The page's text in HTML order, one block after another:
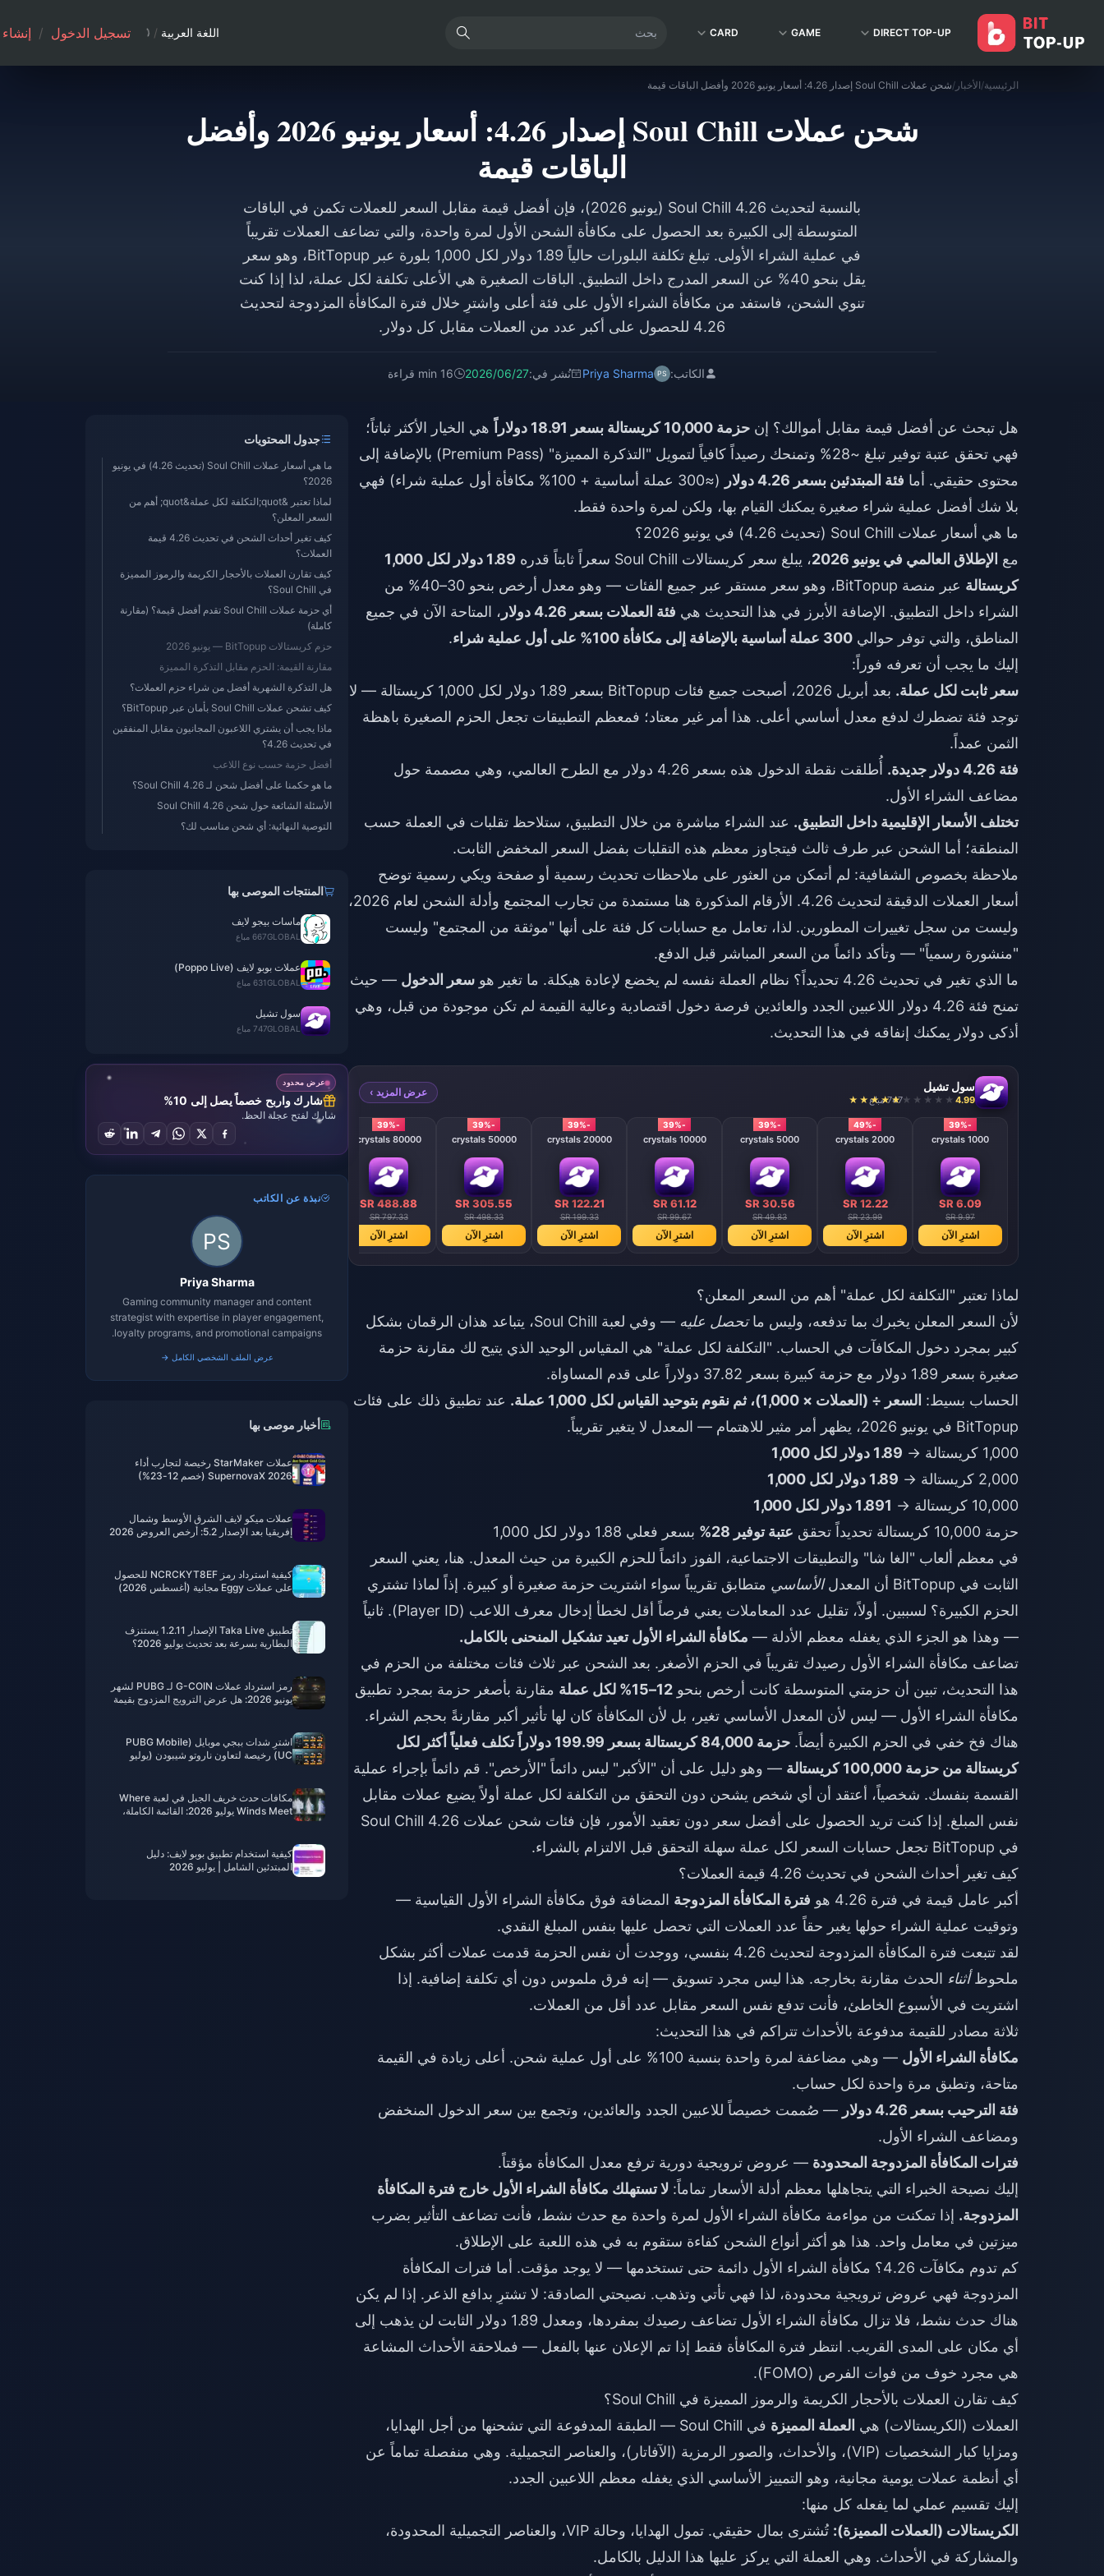
DIRECT TOP-UP
GAME
CARD اللغة العربية / تسجيل الدخول /
الرئيسية/الأخبار /شحن عملات Soul Chill إصدار 4.26: أسعار يونيو 2026 وأفضل الباقات قيمة
شحن عملات Soul Chill إصدار 4.26: أسعار يونيو 2026 وأفضل
الباقات قيمة
بالنسبة لتحديث Soul Chill 4.26 (يونيو 2026)، فإن أفضل قيمة مقابل السعر للعملات تكمن في الباقات
المتوسطة إلى الكبيرة بعد الحصول على مكافأة الشحن الأول لمرة واحدة، والتي تضاعف العملات تقريباً
في عملية الشراء الأولى. تبلغ تكلفة البلورات حالياً 1.89 دولار لكل 1,000 بلورة عبر BitTopup، وهو سعر
يقل بنحو 40% عن السعر المدرج داخل التطبيق. الباقات الصغيرة هي الأعلى تكلفة لكل عملة، لذا إذا كنت
تنوي الشحن، فاستفد من مكافأة الشراء الأول على فئة أعلى واشترِ خلال فترة المكافأة المزدوجة لتحديث
4.26 للحصول على أكبر عدد من العملات مقابل كل دولار.
الكاتب: Priya Sharma نُشر في:2026/06/27 16 min قراءة
هل تبحث عن أفضل قيمة مقابل أموالك؟ إن حزمة 10,000 كريستالة بسعر 18.91 دولاراً
هي الخيار الأكثر ثباتاً؛
فهي تحقق عتبة توفير تبلغ ~28% وتمنحك رصيداً كافياً لتمويل "التذكرة المميزة" (Premium Pass) بالإضافة إلى
محتوى حقيقي. أما فئة المبتدئين بسعر 4.26 دولار
(≈300 عملة أساسية + 100% مكافأة أول عملية شراء) فهي
بلا شك أفضل عملية شراء صغيرة يمكنك القيام بها، ولكن لمرة واحدة فقط.
ما هي أسعار عملات Soul Chill (تحديث 4.26) في يونيو 2026؟
مع الإطلاق العالمي في يونيو 2026 ، يبلغ سعر كريستالات Soul Chill سعراً ثابتاً قدره
1.89 دولار لكل 1,000
كريستالة
عبر منصة BitTopup، وهو سعر مستقر عبر جميع الفئات — وهو معدل أرخص بنحو 30–40% من
الشراء داخل التطبيق. الإضافة الأبرز في هذا التحديث هي فئة العملات بسعر 4.26 دولار
، المتاحة الآن في جميع
المناطق، والتي توفر حوالي 300 عملة أساسية بالإضافة إلى مكافأة 100% على أول عملية شراء
.
إليك ما يجب أن تعرفه فوراً:
سعر ثابت لكل عملة.
بعد أبريل 2026، أصبحت جميع فئات BitTopup بسعر 1.89 دولار لكل 1,000 كريستالة — لا
توجد فئة تضطرك لدفع معدل أساسي أعلى. هذا أمر غير معتاد؛ فمعظم التطبيقات تجعل الحزم الصغيرة باهظة
الثمن عمداً.
فئة 4.26 دولار جديدة.
أُطلقت نقطة الدخول هذه بسعر 4.26 دولار مع الطرح العالمي، وهي مصممة حول
مضاعف الشراء الأول.
تختلف الأسعار الإقليمية داخل التطبيق. عند الشراء مباشرة من خلال التطبيق، ستلاحظ تقلبات في العملة حسب
المنطقة؛ أما الشحن عبر طرف ثالث فيتجاوز معظم هذه التقلبات بفضل السعر المخفض الثابت.
ملاحظة بخصوص الشفافية: لم أتمكن من العثور على ملاحظات تحديث رسمية أو صفحة ويكي رسمية توضح
أسعار العملات الدقيقة لتحديث 4.26. الأرقام المذكورة هنا مستمدة من تجارب المجتمع وأدلة الشحن لعام 2026،
وليست من سجل تغييرات المطورين. لذا، تعامل مع حسابات كل فئة على أنها "موثقة من المجتمع" وليست
"منشورة رسمياً" — وتأكد دائماً من السعر المباشر قبل الدفع.
ما الذي تغير في تحديث 4.26 تحديداً؟ نظام العملة نفسه لم يخضع لإعادة هيكلة. ما تغير هو
سعر الدخول — حيث
تمنح فئة 4.26 دولار اللاعبين الجدد والعائدين فرصة دخول اقتصادية وعالية القيمة لم تكن موجودة من قبل، وهي
أذكى دولار يمكنك إنفاقه في هذا التحديث.
سول تشيل
4.99 747 مباع
عرض المزيد ›
-39%
1000 crystals
SR 6.09
SR 9.97
اشترِ الآن
-49%
2000 crystals
SR 12.22
SR 23.99
اشترِ الآن
-39%
5000 crystals
SR 30.56
SR 49.83
اشترِ الآن
-39%
10000 crystals
SR 61.12
SR 99.67
اشترِ الآن
-39%
20000 crystals
SR 122.21
SR 199.33
اشترِ الآن
-39%
50000 crystals
SR 305.55
SR 498.33
اشترِ الآن
-39%
80000 crystals
SR 488.88
SR 797.33
اشترِ الآن
SR 611.09
لماذا تعتبر "التكلفة لكل عملة" أهم من السعر المعلن؟
لأن السعر المعلن يخبرك بما تدفعه، وليس ماتحصل عليه
— وفي لعبة Soul Chill، يتباعد هذان الرقمان بشكل
كبير بمجرد دخول المكافآت في الحساب. "التكلفة لكل عملة" هي المقياس الوحيد الذي يتيح لك مقارنة حزمة
صغيرة بسعر 1.89 دولار مع حزمة كبيرة بسعر 37.82 دولاراً على قدم المساواة.
الحساب بسيط: السعر ÷ (العملات × 1,000)، ثم نقوم بتوحيد القياس لكل 1,000 عملة.
عند تطبيق ذلك على فئات
BitTopup في يونيو 2026، يظهر أمر مثير للاهتمام — المعدل لا يتغير تقريباً.
1,000 كريستالة →
1.89 دولار لكل 1,000
2,000 كريستالة →
1.89 دولار لكل 1,000
10,000 كريستالة →
1.891 دولار لكل 1,000
حزمة 10,000 كريستالة تحديداً تحقق
عتبة توفير 28%
بسعر فعلي 1.88 دولار لكل 1,000
في معظم ألعاب "الغا شا" والتطبيقات الاجتماعية، الفوز دائماً للحزم الكبيرة من حيث المعدل. هنا، يعني السعر
الثابت في BitTopup أن المعدل
الأساسي متطابق تقريباً سواء اشتريت حزمة صغيرة أو كبيرة. إذاً لماذا تشتري
الحزم الكبيرة؟ لسببين. أولاً، تقليل عدد المعاملات يعني فرصاً أقل لخطأ إدخال معرف اللاعب (Player ID). ثانياً
— وهذا هو الجزء الذي يغفله معظم الأدلة — مكافأة الشراء الأول تعيد تشكيل المنحنى بالكامل.
تضاعف مكافأة الشراء الأول رصيدك تقريباً في الحزم الأصغر. بعد الشحن عبر ثلاث فئات مختلفة من الحزم في
هذا التحديث، تبين أن حزمتي المتوسطة كانت أرخص بنحو 12–15% لكل عملة
مقارنة بأصغر حزمة بمجرد تطبيق
مكافأة الشراء الأول — ليس لأن المعدل الأساسي تغير، بل لأن المكافأة كان لها تأثير أكبر مقارنةً بحجم الشراء.
هناك فخ خفي في الحزم الكبيرة أيضاً.
حزمة 84,000 كريستالة بسعر 199.99 دولاراً تكلف فعلياً أكثر لكل
كريستالة من حزمة 100,000 كريستالة
— وهو دليل على أن "الأكبر" ليس دائماً "الأرخص". قم دائماً بإجراء عملية
القسمة بنفسك. شخصياً، أعتقد أن أي شخص يشحن دون التحقق من التكلفة لكل عملة أولاً يضيع عملات مقابل
نفس المبلغ. إذا كنت تريد الحصول على أفضل سعر دون تعقيد الأمور، فإن فئات شحن عملات Soul Chill 4.26
في BitTopup تجعل حسابات السعر لكل عملة سهلة التحقق قبل الالتزام بالشراء.
كيف تغير أحداث الشحن في تحديث 4.26 قيمة العملات؟
أكبر عامل قيمة في فترة 4.26 هو
فترة المكافأة المزدوجة المضافة فوق مكافأة الشراء الأول القياسية —
وتوقيت عملية الشراء حولها يغير حقاً عدد العملات التي تحصل عليها بنفس المبلغ النقدي.
لقد تتبعت فترة المكافأة المزدوجة لتحديث 4.26 بنفسي، ووجدت أن نفس الحزمة قدمت عملات أكثر بشكل
ملحوظأثناء الحدث مقارنة بخارجه. هذا ليس مجرد تسويق — إنه فرق ملموس دون أي تكلفة إضافية. إذا
اشتريت في الأسبوع الخاطئ، فأنت تدفع نفس السعر مقابل عدد أقل من العملات.
ثلاثة مصادر للقيمة مدفوعة بالأحداث تتراكم في هذا التحديث:
مكافأة الشراء الأول
— وهي مضاعفة لمرة واحدة بنسبة 100% على أول عملية شحن. أعلى زيادة في القيمة
متاحة، وتطبق مرة واحدة لكل حساب.
فئة الترحيب بسعر 4.26 دولار
— صُممت خصيصاً للاعبين الجدد والعائدين، وتجمع بين سعر الدخول المنخفض
ومضاعف الشراء الأول.
فترات المكافأة المزدوجة المحدودة — عروض ترويجية دورية ترفع معدل المكافأة مؤقتاً.
إليك نصيحة الخبراء التي يتجاهلها معظم أدلة الأسعار تماماً: لا تستهلك مكافأة الشراء الأول خارج فترة المكافأة
المزدوجة. إذا تمكنت من مواءمة مكافأة الشراء الأول لمرة واحدة مع حدث نشط، فأنت تضاعف التأثير بضرب
ميزتين في معامل واحد. هذا هو أكثر أنواع الشحن كفاءة ستقوم به في هذه اللعبة على الإطلاق.
كم تدوم مكافآت 4.26؟ مكافأة الشراء الأول دائمة حتى تستخدمها — لا يوجد مؤقت. أما فترات المكافأة
المزدوجة فهي عروض ترويجية محدودة، لذا فهي تأتي وتذهب. نصيحتي الصادقة: لا تشترِ بدافع الذعر. إذا لم يكن
هناك حدث نشط، فلا تزال مكافأة الشراء الأول تضاعف رصيدك بمفردها، ومعدل 1.89 دولار الثابت لن يذهب إلى
أي مكان على المدى القريب. انتظر فترة المكافأة فقط إذا تم الإعلان عنها بالفعل — فملاحقة الأحداث المشاعة
هي مجرد خوف من فوات الفرص (FOMO).
كيف تقارن العملات بالأحجار الكريمة والرموز المميزة في Soul Chill؟
العملات (الكريستالات) هي العملة المميزة
في Soul Chill — الطبقة المدفوعة التي تشحنها من أجل الهدايا،
ومزايا كبار الشخصيات (VIP)، والأحداث، والصور الرمزية (الآفاتار)، والعناصر التجميلية. وهي منفصلة تماماً عن
أي أنظمة عملات يومية مجانية، وهو التمييز الأساسي الذي يغفله معظم اللاعبين الجدد.
إليك تقسيم عملي لما يفعله كل منها:
الكريستالات (العملات المميزة):
تُشترى بمال حقيقي. تمول الهدايا، وحالة VIP، والعناصر التجميلية المحدودة،
والمشاركة في الأحداث. وهي العملة التي يركز عليها هذا الدليل بالكامل.
جدول المحتويات
ما هي أسعار عملات Soul Chill (تحديث 4.26) في يونيو
2026؟
لماذا تعتبر &quot;التكلفة لكل عملة&quot; أهم من
السعر المعلن؟
كيف تغير أحداث الشحن في تحديث 4.26 قيمة
العملات؟
كيف تقارن العملات بالأحجار الكريمة والرموز المميزة
في Soul Chill؟
أي حزمة عملات Soul Chill تقدم أفضل قيمة؟ (مقارنة
كاملة)
حزم كريستالات BitTopup — يونيو 2026
مقارنة القيمة: الحزم مقابل التذكرة المميزة
هل التذكرة الشهرية أفضل من شراء حزم العملات؟
كيف تشحن عملات Soul Chill بأمان عبر BitTopup؟
ماذا يجب أن يشتري اللاعبون المجانيون مقابل المنفقين
في تحديث 4.26؟
أفضل حزمة حسب نوع اللاعب
ما هو حكمنا على أفضل شحن لـ Soul Chill 4.26؟
الأسئلة الشائعة حول شحن Soul Chill 4.26
التوصية النهائية: أي شحن مناسب لك؟
المنتجات الموصى بها
ماسات بيجو لايف
GLOBAL667 مباع
عملات بوبو لايف (Poppo Live)
GLOBAL631 مباع
سول تشيل
GLOBAL747 مباع
عرض محدود
شارك واربح خصماً يصل إلى 10%
شارك لفتح عجلة الحظ.
نبذة عن الكاتب
Priya Sharma
Gaming community manager and content
strategist with expertise in player engagement,
loyalty programs, and promotional campaigns.
عرض الملف الشخصي الكامل →
أخبار موصى بها
عملات StarMaker رخيصة لتجارب أداء
SupernovaX 2026 (خصم 12-23%)
عملات ميكو لايف الشرق الأوسط وشمال
إفريقيا بعد الإصدار 5.2: أرخص العروض 2026
كيفية استرداد رمز NCRCKYT8EF للحصول
على عملات Eggy مجانية (أغسطس 2026)
تطبيق Taka Live الإصدار 1.2.11 يستنزف
البطارية بسرعة بعد تحديث يوليو 2026؟
رمز استرداد عملات G-COIN لـ PUBG لشهر
يونيو 2026: هل عرض الترويج المزدوج بقيمة
اشترِ شدات ببجي موبايل (PUBG Mobile
UC) رخيصة لتعاون ناروتو شيبودن (يوليو
مکافات حدث خريف الجبل في لعبة Where
Winds Meet يوليو 2026: القائمة الكاملة،
كيفية استخدام تطبيق بوبو لايف: دليل
المبتدئين الشامل | يوليو 2026